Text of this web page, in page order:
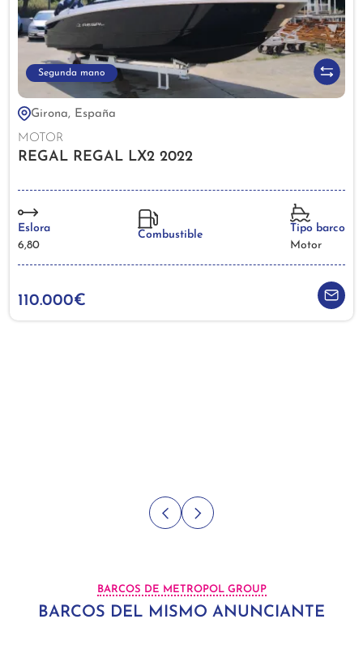
Segunda mano
Girona, España
MOTOR
REGAL REGAL LX2 2022
Eslora
6,80
Combustible
Tipo barco
Motor
110.000€
BARCOS DE METROPOL GROUP
BARCOS DEL MISMO ANUNCIANTE